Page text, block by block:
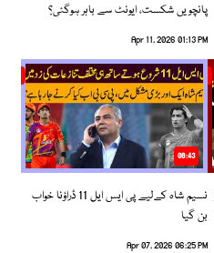
پانچویں شکست، ایونٹ سے باہر ہوگئی؟
Apr 11, 2026 01:13 PM
06:43
نسیم شاہ کےلیے پی ایس ایل 11 ڈراؤنا خواب
بن گیا
Apr 07, 2026 06:25 PM